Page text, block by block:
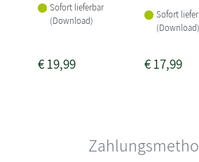
Sofort lieferbar
(Download)
€19,99
Sofort
(Download)
€17,99